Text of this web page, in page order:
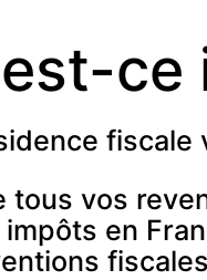
ce
tous vos
en